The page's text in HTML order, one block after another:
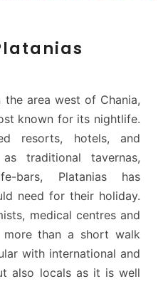
p
g
g
a
d
i
P
a
t
a
n
area west of Chania,
known for its nightlife.
resorts, hotels, and
traditional tavernas,
bars, Platanias has
need for their holiday.
medical centres and
more than a short walk
with international and
also locals as it is well